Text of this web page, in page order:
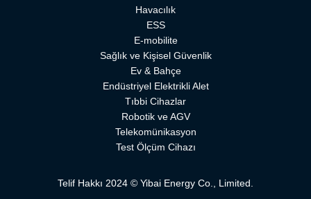
Havacılık
ESS
E-mobilite
Sağlık ve Kişisel Güvenlik
Ev & Bahçe
Endüstriyel Elektrikli Alet
Tıbbi Cihazlar
Robotik ve AGV
Telekomünikasyon
Test Ölçüm Cihazı
Telif Hakkı 2024 © Yibai Energy Co., Limited.